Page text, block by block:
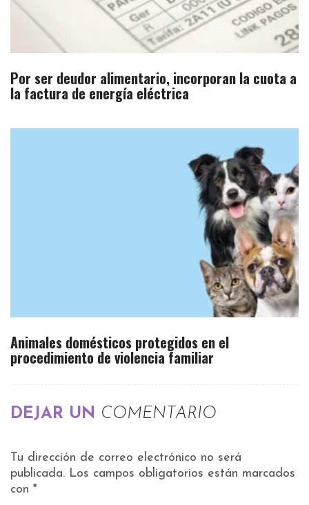
Por ser deudor alimentario, incorporan la cuota a
la factura de energía eléctrica
Animales domésticos protegidos en el
procedimiento de violencia familiar
DEJAR UN COMENTARIO
Tu dirección de correo electrónico no será
publicada. Los campos obligatorios están marcados
con *